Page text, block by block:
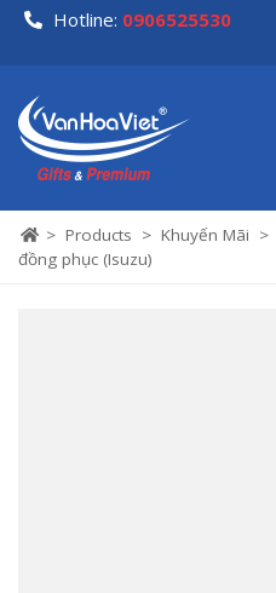
Skip
Hotline: 0906525530
> Products > Khuyến Mãi >
đồng phục (Isuzu)